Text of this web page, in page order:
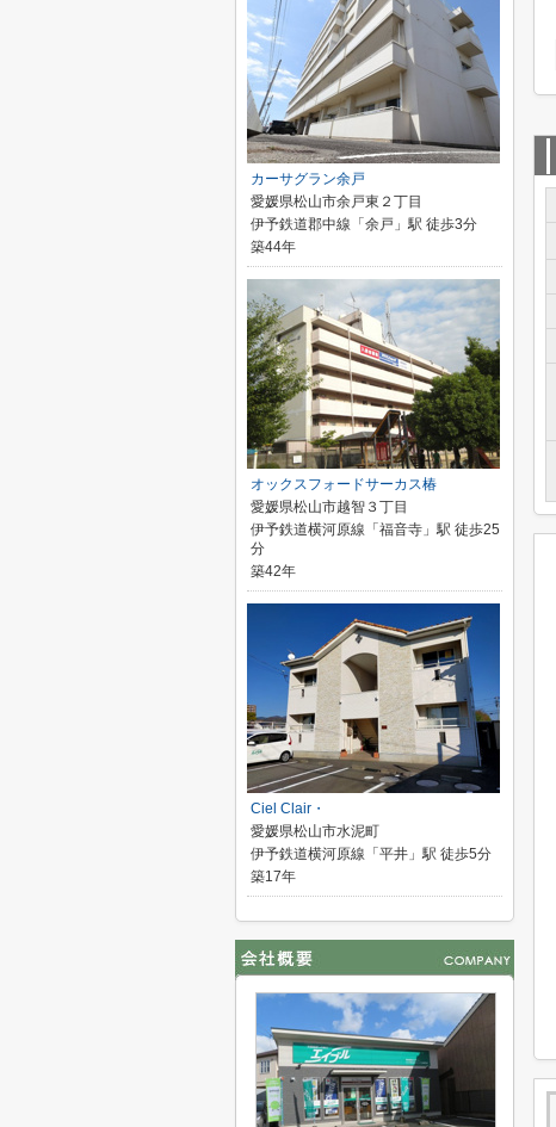
カーサグラン余戸
愛媛県松山市余戸東２丁目
伊予鉄道郡中線「余戸」駅 徒歩3分
築44年
オックスフォードサーカス椿
愛媛県松山市越智３丁目
伊予鉄道横河原線「福音寺」駅 徒歩25
分
築42年
Ciel Clair・
愛媛県松山市水泥町
伊予鉄道横河原線「平井」駅 徒歩5分
築17年